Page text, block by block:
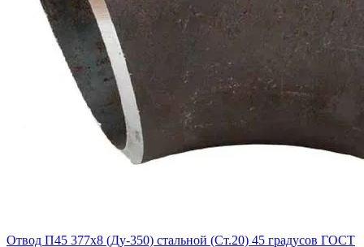
Отвод П45 377х8 (Ду-350) стальной (Ст.20) 45 градусов ГОСТ